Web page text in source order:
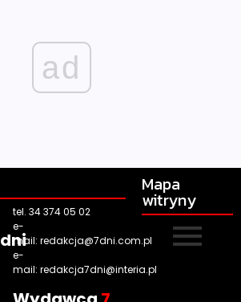
ad
dni
tel. 34 374 05 02
e-
mail: redakcja@7dni.com.pl
e-
mail: redakcja7dni@interia.pl
Mapa
witryny